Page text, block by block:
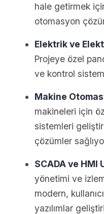
hale getirmek
otomasyon
Elektrik ve
Projeye özel
ve kontrol
Makine
makineleri için
sistemleri
çözümler
SCADA ve HMI
yönetimi ve
modern,
yazılımlar